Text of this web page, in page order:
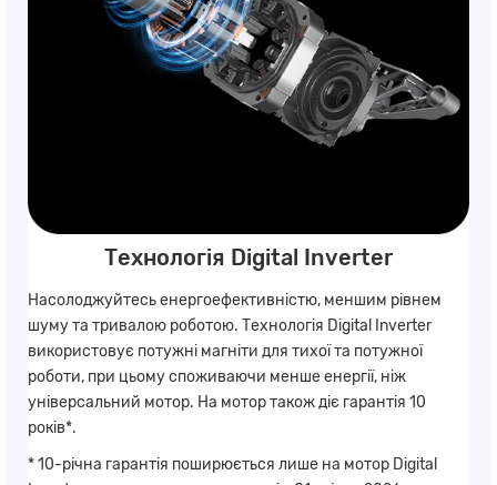
Технологія Digital Inverter
Насолоджуйтесь енергоефективністю, меншим рівнем
шуму та тривалою роботою. Технологія Digital Inverter
використовує потужні магніти для тихої та потужної
роботи, при цьому споживаючи менше енергії, ніж
універсальний мотор. На мотор також діє гарантія 10
років*.
* 10-річна гарантія поширюється лише на мотор Digital